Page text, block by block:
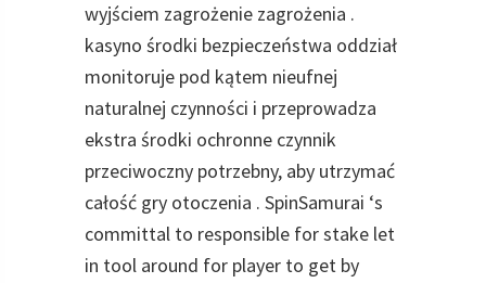
wyjściem zagrożenie zagrożenia .
kasyno środki bezpieczeństwa oddział
monitoruje pod kątem nieufnej
naturalnej czynności i przeprowadza
ekstra środki ochronne czynnik
przeciwoczny potrzebny, aby utrzymać
całość gry otoczenia . SpinSamurai ‘s
committal to responsible for stake let
in tool around for player to get by